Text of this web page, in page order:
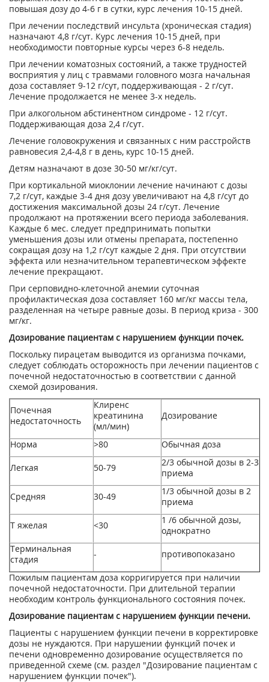
повышая дозу до 4-6 г в сутки, курс лечения 10-15 дней.
При лечении последствий инсульта (хроническая стадия)
назначают 4,8 г/сут. Курс лечения 10-15 дней, при
необходимости повторные курсы через 6-8 недель.
При лечении коматозных состояний, а также трудностей
восприятия у лиц с травмами головного мозга начальная
доза составляет 9-12 г/сут, поддерживающая - 2 г/сут.
Лечение продолжается не менее 3-х недель.
При алкогольном абстинентном синдроме - 12 г/сут.
Поддерживающая доза 2,4 г/сут.
Лечение головокружения и связанных с ним расстройств
равновесия 2,4-4,8 г в день, курс 10-15 дней.
Детям назначают в дозе 30-50 мг/кг/сут.
При кортикальной миоклонии лечение начинают с дозы
7,2 г/сут, каждые 3-4 дня дозу увеличивают на 4,8 г/сут до
достижения максимальной дозы 24 г/сут. Лечение
продолжают на протяжении всего периода заболевания.
Каждые 6 мес. следует предпринимать попытки
уменьшения дозы или отмены препарата, постепенно
сокращая дозу на 1,2 г/сут каждые 2 дня. При отсутствии
эффекта или незначительном терапевтическом эффекте
лечение прекращают.
При серповидно-клеточной анемии суточная
профилактическая доза составляет 160 мг/кг массы тела,
разделенная на четыре равные дозы. В период криза - 300
мг/кг.
Дозирование пациентам с нарушением функции почек.
Поскольку пирацетам выводится из организма почками,
следует соблюдать осторожность при лечении пациентов с
почечной недостаточностью в соответствии с данной
схемой дозирования.
Почечная
недостаточность
Клиренс
креатинина
(мл/мин)
Дозирование
Норма >80 Обычная доза
Легкая 50-79
2/3 обычной дозы в 2-3
приема
Средняя 30-49
1/3 обычной дозы в 2
приема
Т яжелая <30
1 /6 обычной дозы,
однократно
Терминальная
стадия
- противопоказано
Пожилым пациентам доза корригируется при наличии
почечной недостаточности. При длительной терапии
необходим контроль функционального состояния почек.
Дозирование пациентам с нарушением функции печени.
Пациенты с нарушением функции печени в корректировке
дозы не нуждаются. При нарушении функций почек и
печени одновременно дозирование осуществляется по
приведенной схеме (см. раздел "Дозирование пациентам с
нарушением функции почек").